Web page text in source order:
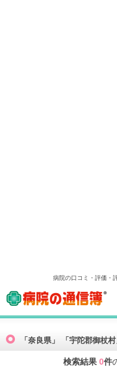
病院の口コミ・評価・
病院の通信簿
検索結果 0件